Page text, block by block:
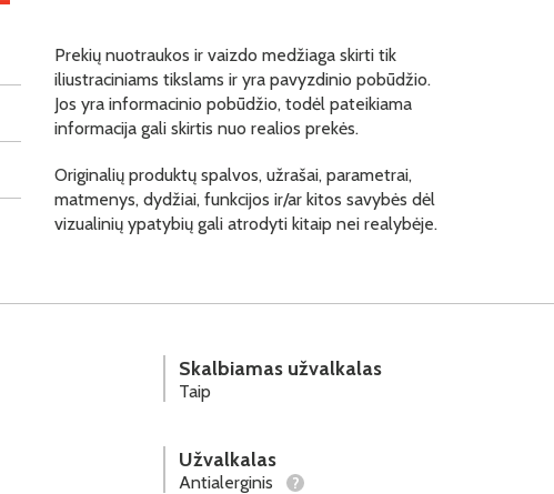
Prekių nuotraukos ir vaizdo medžiaga skirti tik
iliustraciniams tikslams ir yra pavyzdinio pobūdžio.
Jos yra informacinio pobūdžio, todėl pateikiama
informacija gali skirtis nuo realios prekės.
Originalių produktų spalvos, užrašai, parametrai,
matmenys, dydžiai, funkcijos ir/ar kitos savybės dėl
vizualinių ypatybių gali atrodyti kitaip nei realybėje.
Skalbiamas užvalkalas
Taip
Užvalkalas
Antialerginis ?